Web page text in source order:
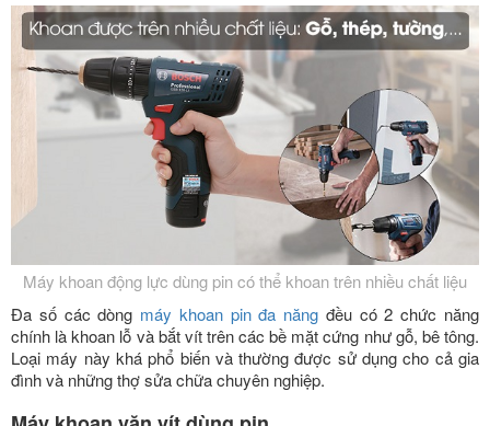
Máy khoan động lực dùng pin có thể khoan trên nhiều chất liệu
Đa số các dòng máy khoan pin đa năng đều có 2 chức năng
chính là khoan lỗ và bắt vít trên các bề mặt cứng như gỗ, bê tông.
Loại máy này khá phổ biến và thường được sử dụng cho cả gia
đình và những thợ sửa chữa chuyên nghiệp.